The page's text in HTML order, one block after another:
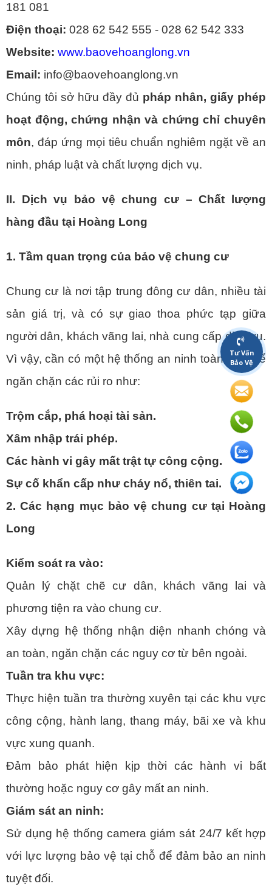
181 081
Điện thoại: 028 62 542 555 - 028 62 542 333
Website: www.baovehoanglong.vn
Email: info@baovehoanglong.vn
Chúng tôi sở hữu đầy đủ pháp nhân, giấy phép
hoạt động, chứng nhận và chứng chỉ chuyên
môn, đáp ứng mọi tiêu chuẩn nghiêm ngặt về an
ninh, pháp luật và chất lượng dịch vụ.
II. Dịch vụ bảo vệ chung cư – Chất lượng
hàng đầu tại Hoàng Long
1. Tầm quan trọng của bảo vệ chung cư
Chung cư là nơi tập trung đông cư dân, nhiều tài
sản giá trị, và có sự giao thoa phức tạp giữa
người dân, khách vãng lai, nhà cung cấp dịch vụ.
Vì vậy, cần có một hệ thống an ninh toàn diện để
ngăn chặn các rủi ro như:
Trộm cắp, phá hoại tài sản.
Xâm nhập trái phép.
Các hành vi gây mất trật tự công cộng.
Sự cố khẩn cấp như cháy nổ, thiên tai.
2. Các hạng mục bảo vệ chung cư tại Hoàng
Long
Kiểm soát ra vào:
Quản lý chặt chẽ cư dân, khách vãng lai và
phương tiện ra vào chung cư.
Xây dựng hệ thống nhận diện nhanh chóng và
an toàn, ngăn chặn các nguy cơ từ bên ngoài.
Tuần tra khu vực:
Thực hiện tuần tra thường xuyên tại các khu vực
công cộng, hành lang, thang máy, bãi xe và khu
vực xung quanh.
Đảm bảo phát hiện kịp thời các hành vi bất
thường hoặc nguy cơ gây mất an ninh.
Giám sát an ninh:
Sử dụng hệ thống camera giám sát 24/7 kết hợp
với lực lượng bảo vệ tại chỗ để đảm bảo an ninh
tuyệt đối.
Tư Vấn
Bảo Vệ